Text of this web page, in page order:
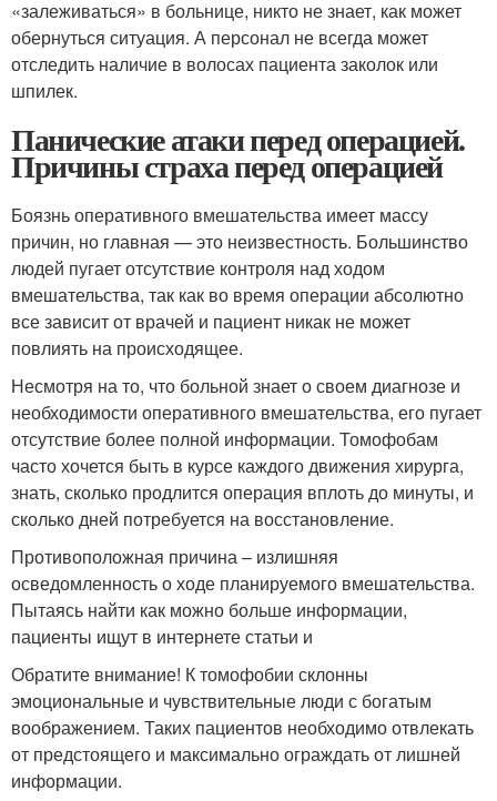
«залеживаться» в больнице, никто не знает, как может
обернуться ситуация. А персонал не всегда может
отследить наличие в волосах пациента заколок или
шпилек.
Панические атаки перед операцией.
Причины страха перед операцией
Боязнь оперативного вмешательства имеет массу
причин, но главная — это неизвестность. Большинство
людей пугает отсутствие контроля над ходом
вмешательства, так как во время операции абсолютно
все зависит от врачей и пациент никак не может
повлиять на происходящее.
Несмотря на то, что больной знает о своем диагнозе и
необходимости оперативного вмешательства, его пугает
отсутствие более полной информации. Томофобам
часто хочется быть в курсе каждого движения хирурга,
знать, сколько продлится операция вплоть до минуты, и
сколько дней потребуется на восстановление.
Противоположная причина – излишняя
осведомленность о ходе планируемого вмешательства.
Пытаясь найти как можно больше информации,
пациенты ищут в интернете статьи и
Обратите внимание! К томофобии склонны
эмоциональные и чувствительные люди с богатым
воображением. Таких пациентов необходимо отвлекать
от предстоящего и максимально ограждать от лишней
информации.